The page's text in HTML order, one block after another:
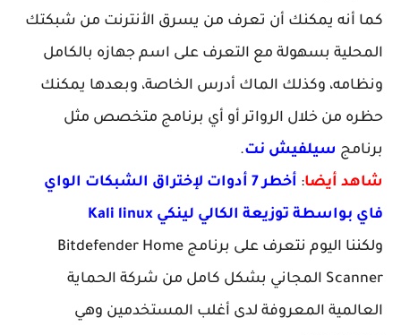
كما أنه يمكنك أن تعرف من يسرق الأنترنت من شبكتك
المحلية بسهولة مع التعرف على اسم جهازه بالكامل
ونظامه، وكذلك الماك أدرس الخاصة، وبعدها يمكنك
حظره من خلال الرواتر أو أي برنامج متخصص مثل
برنامج سيلفيش نت.
شاهد أيضا:
أخطر 7 أدوات لإختراق الشبكات الواي
فاي بواسطة توزيعة الكالي لينكي Kali linux
ولكننا اليوم نتعرف على برنامج Bitdefender Home
Scanner المجاني بشكل كامل من شركة الحماية
العالمية المعروفة لدى أغلب المستخدمين وهي